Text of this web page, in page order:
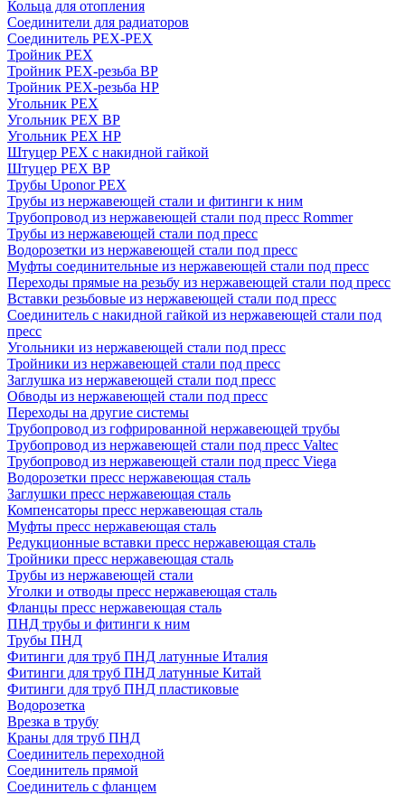
Кольца для отопления
Соединители для радиаторов
Соединитель PEX-PEX
Тройник PEX
Тройник PEX-резьба ВР
Тройник PEX-резьба НР
Угольник PEX
Угольник PEX ВР
Угольник PEX НР
Штуцер PEX c накидной гайкой
Штуцер PEX ВР
Трубы Uponor PEX
Трубы из нержавеющей стали и фитинги к ним
Трубопровод из нержавеющей стали под пресс Rommer
Трубы из нержавеющей стали под пресс
Водорозетки из нержавеющей стали под пресс
Муфты соединительные из нержавеющей стали под пресс
Переходы прямые на резьбу из нержавеющей стали под пресс
Вставки резьбовые из нержавеющей стали под пресс
Соединитель с накидной гайкой из нержавеющей стали под
пресс
Угольники из нержавеющей стали под пресс
Тройники из нержавеющей стали под пресс
Заглушка из нержавеющей стали под пресс
Обводы из нержавеющей стали под пресс
Переходы на другие системы
Трубопровод из гофрированной нержавеющей трубы
Трубопровод из нержавеющей стали под пресс Valtec
Трубопровод из нержавеющей стали под пресс Viega
Водорозетки пресс нержавеющая сталь
Заглушки пресс нержавеющая сталь
Компенсаторы пресс нержавеющая сталь
Муфты пресс нержавеющая сталь
Редукционные вставки пресс нержавеющая сталь
Тройники пресс нержавеющая сталь
Трубы из нержавеющей стали
Уголки и отводы пресс нержавеющая сталь
Фланцы пресс нержавеющая сталь
ПНД трубы и фитинги к ним
Трубы ПНД
Фитинги для труб ПНД латунные Италия
Фитинги для труб ПНД латунные Китай
Фитинги для труб ПНД пластиковые
Водорозетка
Врезка в трубу
Краны для труб ПНД
Соединитель переходной
Соединитель прямой
Соединитель с фланцем